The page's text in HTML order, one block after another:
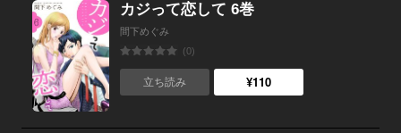
カジって恋して 6巻
間下めぐみ
(0)
立ち読み ¥110